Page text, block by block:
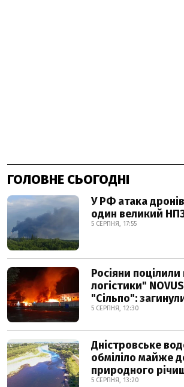
ГОЛОВНЕ СЬОГОДНІ
У РФ атака
один великий
5 СЕРПНЯ, 17:55
Росіяни
логістики"
"Сільпо":
5 СЕРПНЯ, 12:30
Дністровське
обміліло майже
природного
5 СЕРПНЯ, 13:20